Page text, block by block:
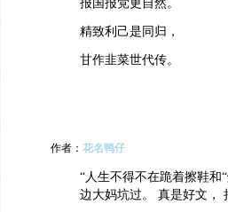
报国报党更自然。
精致利己是同归，
甘作韭菜世代传。
作者： 花名鸭仔
“人生不得不在跪着擦鞋和
边大妈坑过。 真是好文，